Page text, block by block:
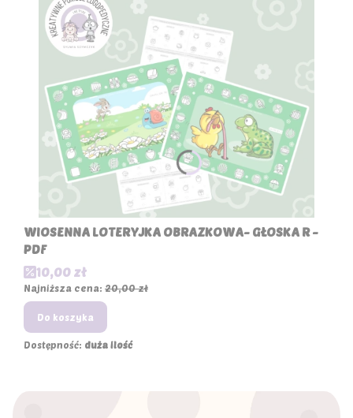
WIOSENNA LOTERYJKA OBRAZKOWA- GŁOSKA R -
PDF
Cena promocyjna
10,00 zł
Najniższa cena: 20,00 zł
Do koszyka
Dostępność: duża ilość